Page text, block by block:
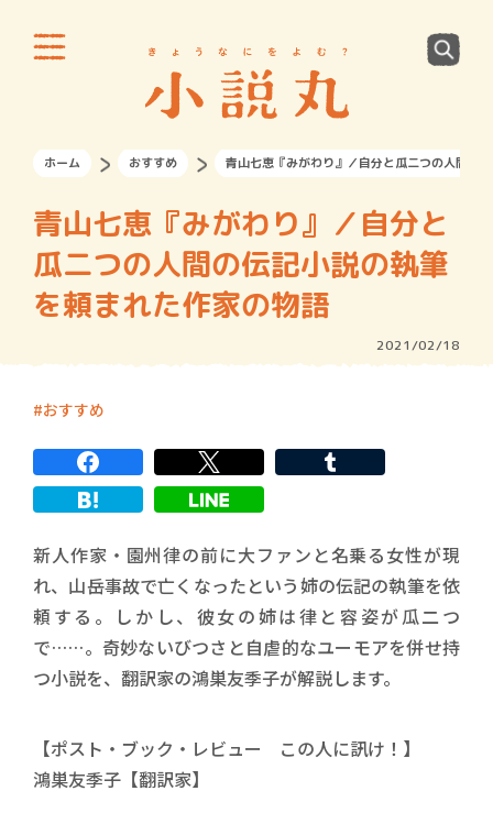
ホーム おすすめ 青山七恵『みがわり』／自分と瓜二つの人間の
青山七恵『みがわり』／自分と
瓜二つの人間の伝記小説の執筆
を頼まれた作家の物語
2021/02/18
おすすめ
新人作家・園州律の前に大ファンと名乗る女性が現
れ、山岳事故で亡くなったという姉の伝記の執筆を依
頼する。しかし、彼女の姉は律と容姿が瓜二つ
で……。奇妙ないびつさと自虐的なユーモアを併せ持
つ小説を、翻訳家の鴻巣友季子が解説します。
【ポスト・ブック・レビュー この人に訊け！】
鴻巣友季子【翻訳家】